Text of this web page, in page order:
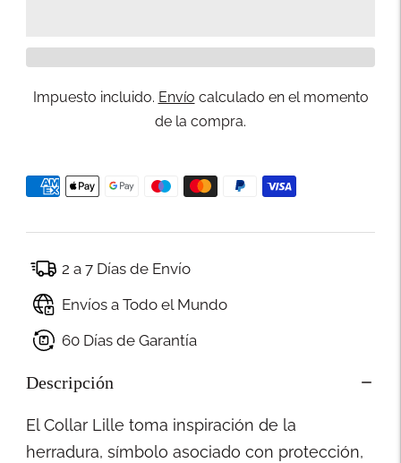
Impuesto incluido. Envío calculado en el momento
de la compra.
2 a 7 Días de Envío
Envíos a Todo el Mundo
60 Días de Garantía
Descripción
El Collar Lille toma inspiración de la
herradura, símbolo asociado con protección,